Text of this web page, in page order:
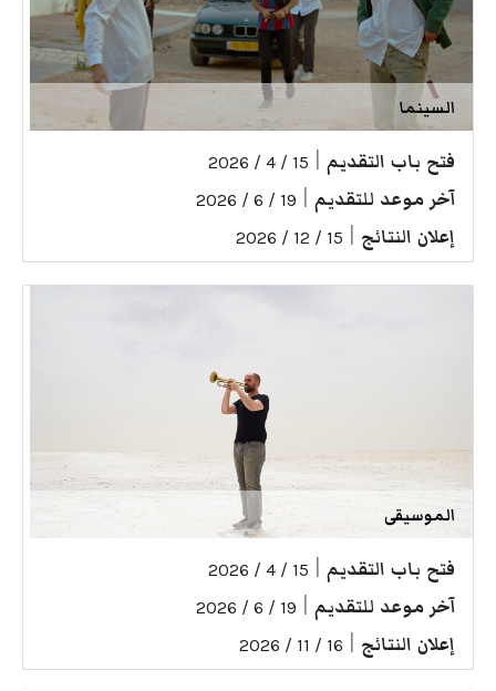
السينما
فتح باب التقديم 15 / 4 / 2026
آخر موعد للتقديم 19 / 6 / 2026
إعلان النتائج 15 / 12 / 2026
الموسيقى
فتح باب التقديم 15 / 4 / 2026
آخر موعد للتقديم 19 / 6 / 2026
إعلان النتائج 16 / 11 / 2026